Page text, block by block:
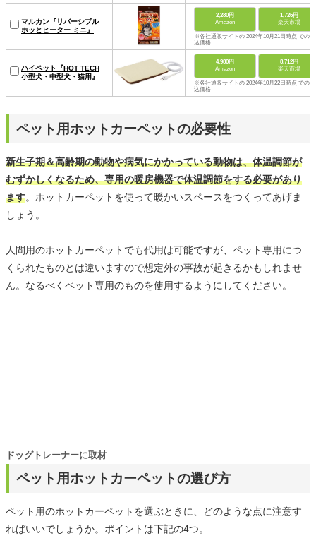
マルカン『リバーシブル
ホッとヒーター ミニ』
2,280円
Amazon
1,726円
楽天市場
※各社通販サイトの 2024年10月21日時点 での税
込価格
ハイペット『HOT TECH
小型犬・中型犬・猫用』
4,980円
Amazon
8,712円
楽天市場
※各社通販サイトの 2024年10月22日時点 での税
込価格
ペット用ホットカーペットの必要性
新生子期＆高齢期の動物や病気にかかっている動物は、体温調節が
むずかしくなるため、専用の暖房機器で体温調節をする必要があり
ます。ホットカーペットを使って暖かいスペースをつくってあげま
しょう。
人間用のホットカーペットでも代用は可能ですが、ペット専用につ
くられたものとは違いますので想定外の事故が起きるかもしれませ
ん。なるべくペット専用のものを使用するようにしてください。
ペット用ホットカーペットの選び方
ドッグトレーナーに取材
ペット用のホットカーペットを選ぶときに、どのような点に注意す
ればいいでしょうか。ポイントは下記の4つ。